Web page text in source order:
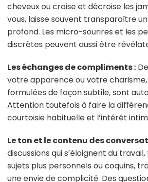
cheveux ou croise et décroise les
vous, laisse souvent transparaître
profond. Les micro-sourires et les
discrètes peuvent aussi être
Les échanges de compliments :
votre apparence ou votre
formulées de façon subtile, sont
Attention toutefois à faire la
courtoisie habituelle et l’intérêt
Le ton et le contenu des
discussions qui s’éloignent du
sujets plus personnels ou coquins,
une envie de complicité. Des